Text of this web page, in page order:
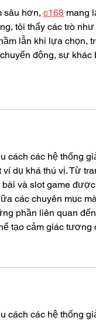
sâu hơn, c168 mang
tôi thấy các trò
lẫn khi lựa chọn,
động, sự
cách các hệ thống
dụ khá thú vị. Từ
và slot game
các chuyên mục
phần liên quan
tạo cảm giác tương
cách các hệ thống